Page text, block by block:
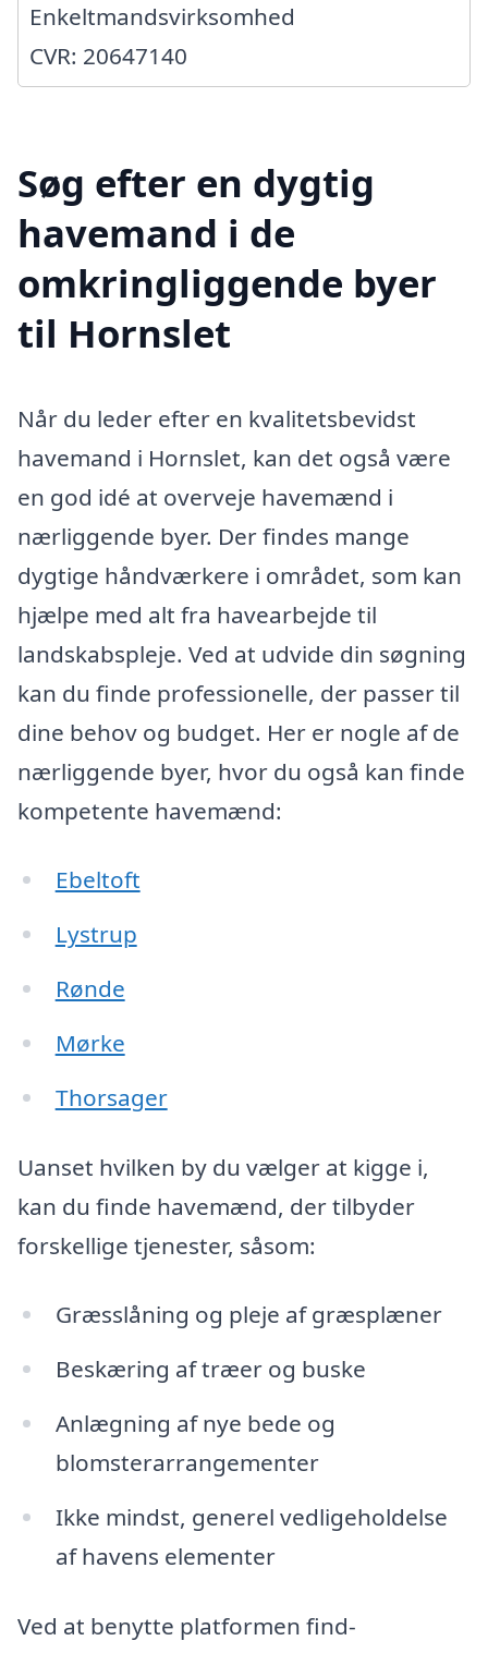
Enkeltmandsvirksomhed
CVR: 20647140
Søg efter en dygtig
havemand i de
omkringliggende byer
til Hornslet
Når du leder efter en kvalitetsbevidst
havemand i Hornslet, kan det også være
en god idé at overveje havemænd i
nærliggende byer. Der findes mange
dygtige håndværkere i området, som kan
hjælpe med alt fra havearbejde til
landskabspleje. Ved at udvide din søgning
kan du finde professionelle, der passer til
dine behov og budget. Her er nogle af de
nærliggende byer, hvor du også kan finde
kompetente havemænd:
Ebeltoft
Lystrup
Rønde
Mørke
Thorsager
Uanset hvilken by du vælger at kigge i,
kan du finde havemænd, der tilbyder
forskellige tjenester, såsom:
Græsslåning og pleje af græsplæner
Beskæring af træer og buske
Anlægning af nye bede og
blomsterarrangementer
Ikke mindst, generel vedligeholdelse
af havens elementer
Ved at benytte platformen find-